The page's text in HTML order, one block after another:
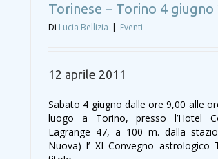
Torinese – Torino 4 giugno
Di Lucia Bellizia | Eventi
12 aprile 2011
Sabato 4 giugno dalle ore 9,00 alle
luogo a Torino, presso l’Hotel
Lagrange 47, a 100 m. dalla
Nuova) l’ XI Convegno astrologico